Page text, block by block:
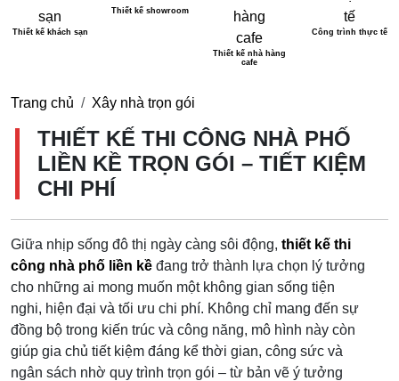
Thiết kế khách sạn
Thiết kế showroom
Thiết kế nhà hàng
cafe
Công trình thực tế
Trang chủ Xây nhà trọn gói
THIẾT KẾ THI CÔNG NHÀ PHỐ
LIỀN KỀ TRỌN GÓI – TIẾT KIỆM
CHI PHÍ
Giữa nhịp sống đô thị ngày càng sôi động, thiết kế thi
công nhà phố liền kề đang trở thành lựa chọn lý tưởng
cho những ai mong muốn một không gian sống tiện
nghi, hiện đại và tối ưu chi phí. Không chỉ mang đến sự
đồng bộ trong kiến trúc và công năng, mô hình này còn
giúp gia chủ tiết kiệm đáng kể thời gian, công sức và
ngân sách nhờ quy trình trọn gói – từ bản vẽ ý tưởng